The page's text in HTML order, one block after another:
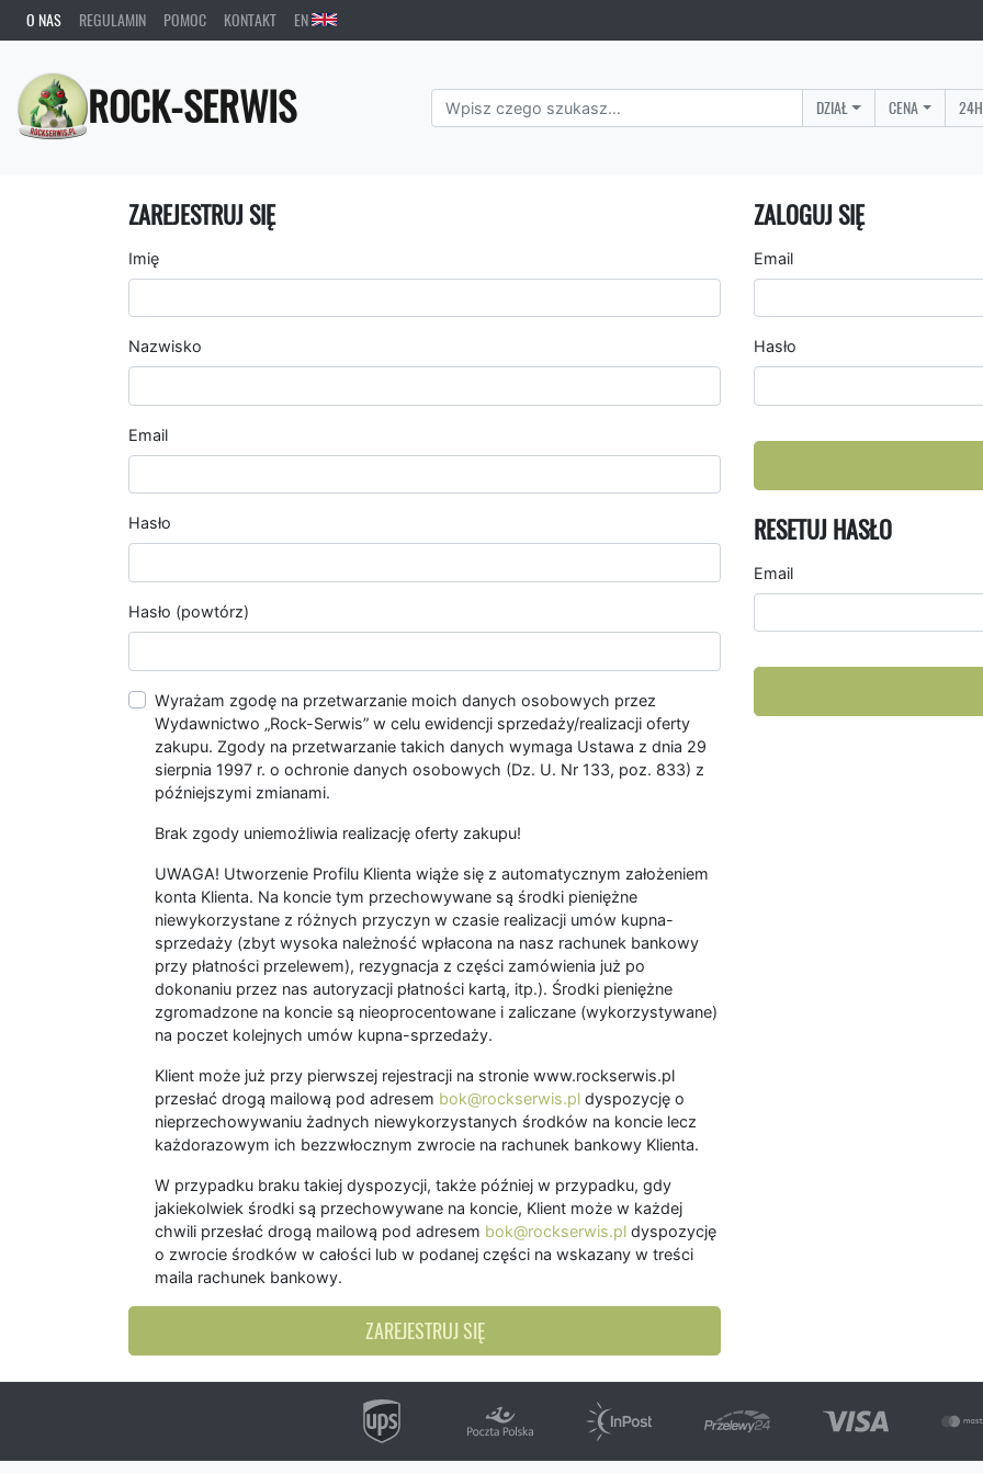
O NAS REGULAMIN POMOC KONTAKT EN
ROCK-SERWIS DZIAŁ CENA
ZAREJESTRUJ SIĘ
Imię
Nazwisko
Email
Hasło
Hasło (powtórz)
Wyrażam zgodę na przetwarzanie moich danych osobowych przez
Wydawnictwo „Rock-Serwis” w celu ewidencji sprzedaży/realizacji oferty
zakupu. Zgody na przetwarzanie takich danych wymaga Ustawa z dnia 29
sierpnia 1997 r. o ochronie danych osobowych (Dz. U. Nr 133, poz. 833) z
późniejszymi zmianami.
Brak zgody uniemożliwia realizację oferty zakupu!
UWAGA! Utworzenie Profilu Klienta wiąże się z automatycznym założeniem
konta Klienta. Na koncie tym przechowywane są środki pieniężne
niewykorzystane z różnych przyczyn w czasie realizacji umów kupna-
sprzedaży (zbyt wysoka należność wpłacona na nasz rachunek bankowy
przy płatności przelewem), rezygnacja z części zamówienia już po
dokonaniu przez nas autoryzacji płatności kartą, itp.). Środki pieniężne
zgromadzone na koncie są nieoprocentowane i zaliczane (wykorzystywane)
na poczet kolejnych umów kupna-sprzedaży.
Klient może już przy pierwszej rejestracji na stronie www.rockserwis.pl
przesłać drogą mailową pod adresem bok@rockserwis.pl dyspozycję o
nieprzechowywaniu żadnych niewykorzystanych środków na koncie lecz
każdorazowym ich bezzwłocznym zwrocie na rachunek bankowy Klienta.
W przypadku braku takiej dyspozycji, także później w przypadku, gdy
jakiekolwiek środki są przechowywane na koncie, Klient może w każdej
chwili przesłać drogą mailową pod adresem bok@rockserwis.pl dyspozycję
o zwrocie środków w całości lub w podanej części na wskazany w treści
maila rachunek bankowy.
ZAREJESTRUJ SIĘ
ZALOGUJ SIĘ
Email
Hasło
RESETUJ HASŁO
Email